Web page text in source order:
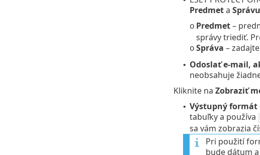
Predmeta Správu
o Predmet–
správy triediť.
o Správa –
• Odoslať e-mail,
neobsahuje
Kliknite na Zobraziť
• Výstupný formát
tabuľky a používa
sa vám zobrazia
Pri použití
bude dátum